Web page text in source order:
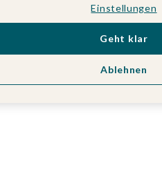
Einstellungen
Ablehnen
Geht klar